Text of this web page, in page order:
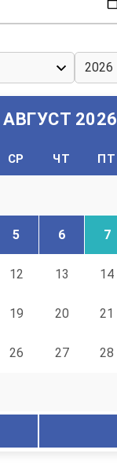
АВГУСТ 2026
СР ЧТ ПТ
5 6 7
12 13 14
19 20 21
26 27 28